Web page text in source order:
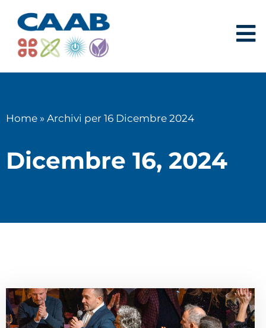
Home » Archivi per 16 Dicembre 2024
Dicembre 16, 2024